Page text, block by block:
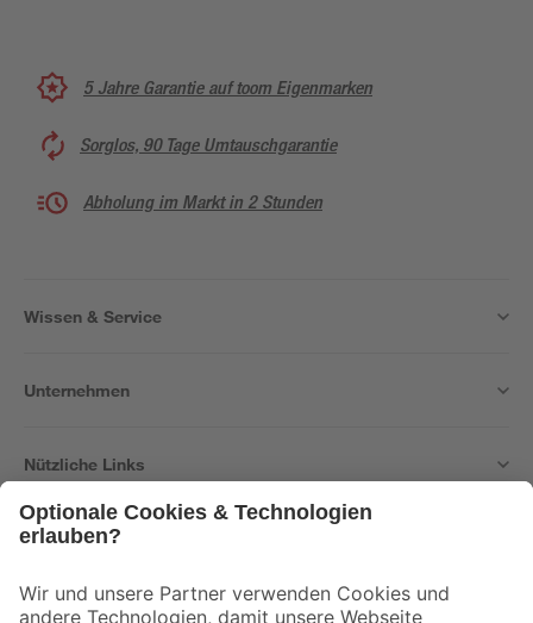
5 Jahre Garantie auf toom Eigenmarken
Sorglos, 90 Tage Umtauschgarantie
Abholung im Markt in 2 Stunden
Wissen & Service
Unternehmen
Nützliche Links
Der toom Newsletter: Keine Angebote und Aktionen mehr verpassen!